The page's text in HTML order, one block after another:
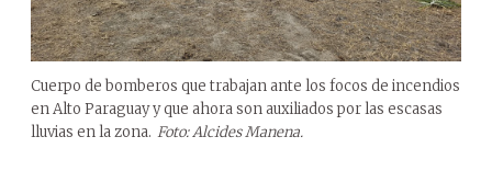
Cuerpo de bomberos que trabajan ante los focos de incendios
en Alto Paraguay y que ahora son auxiliados por las escasas
lluvias en la zona. Foto: Alcides Manena.